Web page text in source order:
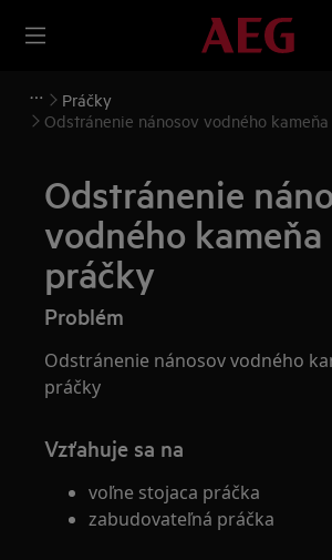
Práčky
Odstránenie nánosov vodného
Odstránenie
vodného kameňa
práčky
Problém
Odstránenie nánosov vodného
práčky
Vzťahuje sa na
voľne stojaca práčka
zabudovateľná práčka